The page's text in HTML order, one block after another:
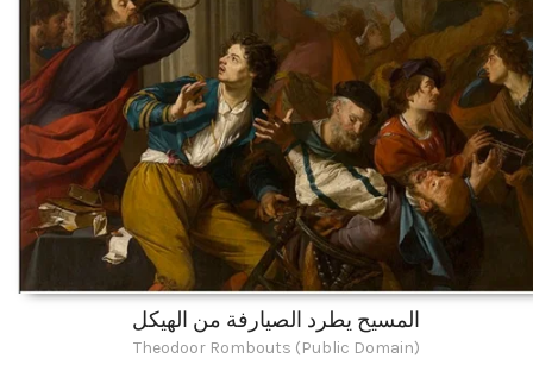
المسيح يطرد الصيارفة من الهيكل
Theodoor Rombouts (Public Domain)